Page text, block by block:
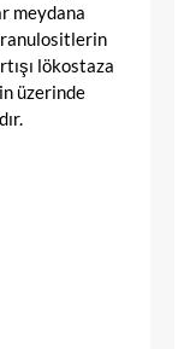
meydana
lökostaza
üzerinde